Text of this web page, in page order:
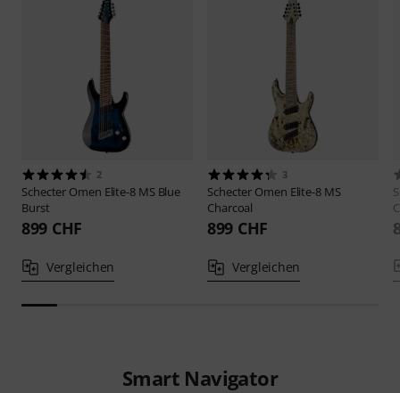
2
Schecter Omen Elite-8 MS Blue
Burst
899 CHF
Vergleichen
3
Schecter Omen Elite-8 MS
Charcoal
899 CHF
Vergleichen
Smart Navigator